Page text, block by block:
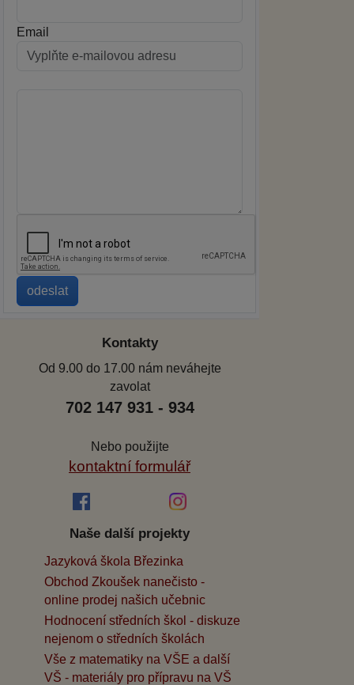
Email
Kontakty
Od 9.00 do 17.00 nám neváhejte
zavolat
702 147 931 - 934
Nebo použijte
kontaktní formulář
Naše další projekty
Jazyková škola Březinka
Obchod Zkoušek nanečisto -
online prodej našich učebnic
Hodnocení středních škol - diskuze
nejenom o středních školách
Vše z matematiky na VŠE a další
VŠ - materiály pro přípravu na VŠ